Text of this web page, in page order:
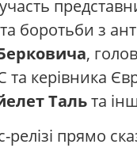
боротьби з
,
керівника
Тальта
релізі прямо